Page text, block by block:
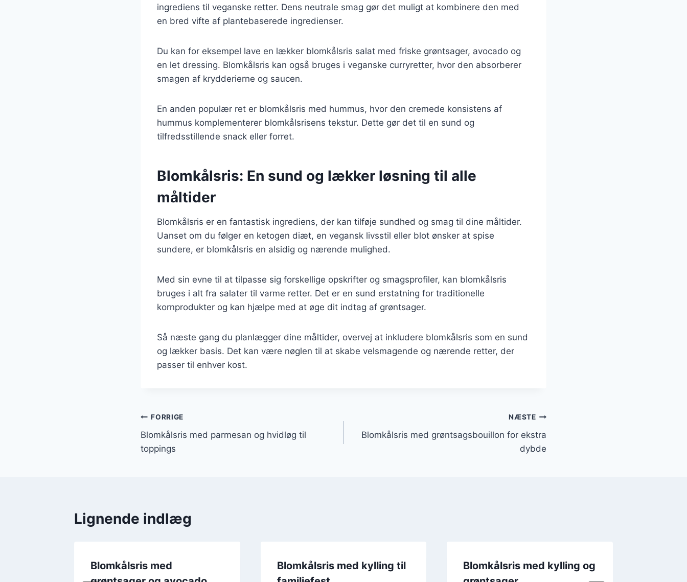
ingrediens til veganske retter. Dens neutrale smag gør det muligt at kombinere den med
en bred vifte af plantebaserede ingredienser.
Du kan for eksempel lave en lækker blomkålsris salat med friske grøntsager, avocado og
en let dressing. Blomkålsris kan også bruges i veganske curryretter, hvor den absorberer
smagen af krydderierne og saucen.
En anden populær ret er blomkålsris med hummus, hvor den cremede konsistens af
hummus komplementerer blomkålsrisens tekstur. Dette gør det til en sund og
tilfredsstillende snack eller forret.
Blomkålsris: En sund og lækker løsning til alle
måltider
Blomkålsris er en fantastisk ingrediens, der kan tilføje sundhed og smag til dine måltider.
Uanset om du følger en ketogen diæt, en vegansk livsstil eller blot ønsker at spise
sundere, er blomkålsris en alsidig og nærende mulighed.
Med sin evne til at tilpasse sig forskellige opskrifter og smagsprofiler, kan blomkålsris
bruges i alt fra salater til varme retter. Det er en sund erstatning for traditionelle
kornprodukter og kan hjælpe med at øge dit indtag af grøntsager.
Så næste gang du planlægger dine måltider, overvej at inkludere blomkålsris som en sund
og lækker basis. Det kan være nøglen til at skabe velsmagende og nærende retter, der
passer til enhver kost.
Indlægsnavigation
FORRIGE
Blomkålsris med parmesan og hvidløg til
toppings
NÆSTE
Blomkålsris med grøntsagsbouillon for ekstra
dybde
Lignende indlæg
Blomkålsris med
Blomkålsris med kylling til
Blomkålsris med kylling og